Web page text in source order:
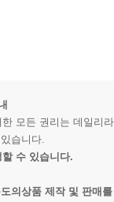
모든 권리는 데일리라
습니다.
수 있습니다.
의상품 제작 및 판매를